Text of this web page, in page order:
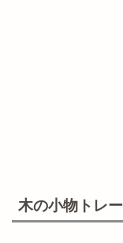
木の小物トレー